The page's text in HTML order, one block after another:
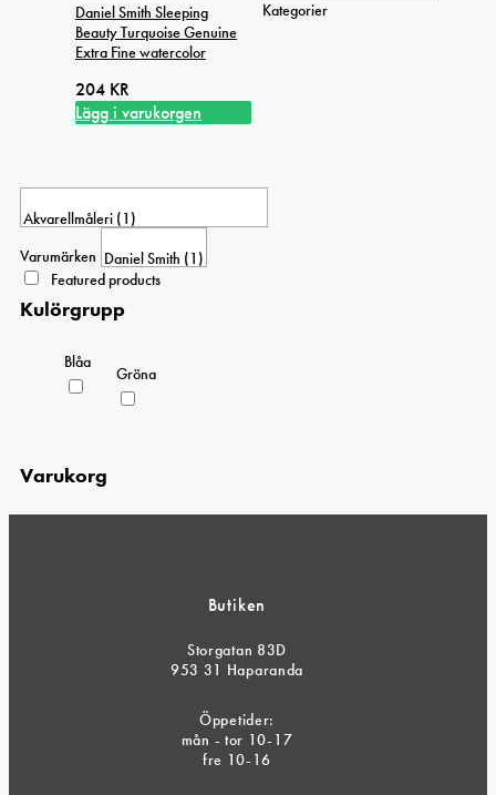
Daniel Smith Sleeping
Beauty Turquoise Genuine
Extra Fine watercolor
204 KR
Lägg i varukorgen
Kategorier
Varumärken
Featured products
Kulörgrupp
Blåa
Gröna
Varukorg
Butiken
Storgatan 83D
953 31 Haparanda
Öppetider:
mån - tor 10-17
fre 10-16